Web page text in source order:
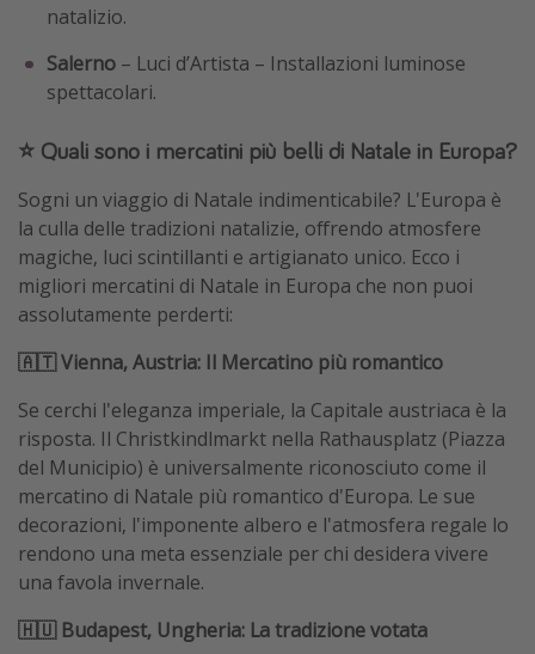
natalizio.
Salerno – Luci d’Artista – Installazioni luminose
spettacolari.
⭐️ Quali sono i mercatini più belli di Natale in Europa?
Sogni un viaggio di Natale indimenticabile? L'Europa è
la culla delle tradizioni natalizie, offrendo atmosfere
magiche, luci scintillanti e artigianato unico. Ecco i
migliori mercatini di Natale in Europa che non puoi
assolutamente perderti:
🇦🇹 Vienna, Austria: Il Mercatino più romantico
Se cerchi l'eleganza imperiale, la Capitale austriaca è la
risposta. Il Christkindlmarkt nella Rathausplatz (Piazza
del Municipio) è universalmente riconosciuto come il
mercatino di Natale più romantico d'Europa. Le sue
decorazioni, l'imponente albero e l'atmosfera regale lo
rendono una meta essenziale per chi desidera vivere
una favola invernale.
🇭🇺 Budapest, Ungheria: La tradizione votata